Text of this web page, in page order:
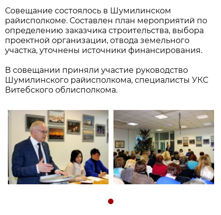
Совещание состоялось в Шумилинском
райисполкоме. Составлен план мероприятий по
определению заказчика строительства, выбора
проектной организации, отвода земельного
участка, уточнены источники финансирования.
В совещании приняли участие руководство
Шумилинского райисполкома, специалисты УКС
Витебского облисполкома.